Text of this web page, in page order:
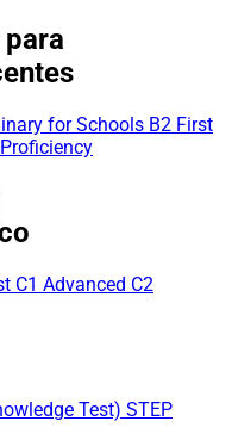
for Schools B2 First
C1 Advanced C2
Test) STEP